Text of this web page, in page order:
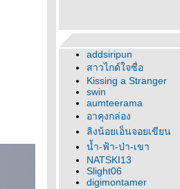
addsiripun
สาวไกด์ใจซื่อ
Kissing a Stranger
swin
aumteerama
อาคุงกล่อง
ลิงน้อยเอ็นจอยเขียน
น้ำ-ฟ้า-ป่า-เขา
NATSKI13
Slight06
digimontamer